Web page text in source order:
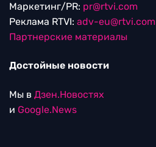
Маркетинг/PR: pr@rtvi.com
Реклама RTVI: adv-eu@rtvi.com
Партнерские материалы
Достойные новости
Мы в Дзен.Новостях
и Google.News